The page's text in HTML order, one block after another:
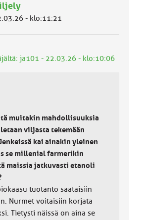
- klo:11:21
ja101 - 22.03.26 - klo:10:06
muitakin mahdollisuuksia
viljasta tekemään
kai ainakin yleinen
se millenial farmerikin
maissia jatkuvasti etanoli
tuotanto saataisiin
Nurmet voitaisiin korjata
Tietysti näissä on aina se